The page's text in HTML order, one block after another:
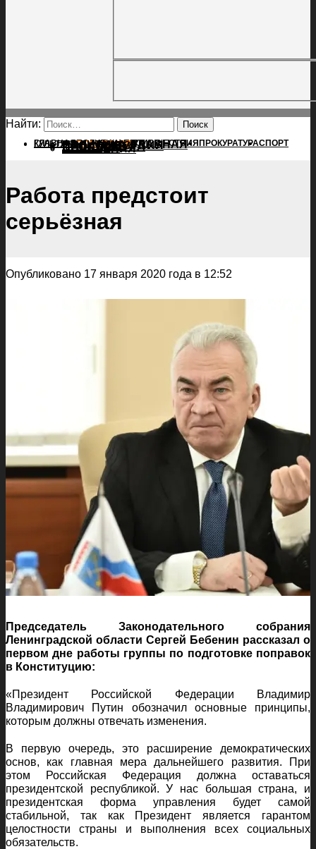
Найти:
ГЛАВНАЯПОЛИТИКАПРОИСШЕСТВИЯ ПРОКУРАТУРАСПОРТ
КУЛЬТУРАПОСЕЛЕНИЯГЛАВНАЯ
ПОЛИТИКА
ПРОИСШЕСТВИЯ
ПРОКУРАТУРА
СПОРТ
КУЛЬТУРА
ПОСЕЛЕНИЯ
Работа предстоит
серьёзная
Опубликовано 17 января 2020 года в 12:52
Председатель Законодательного собрания
Ленинградской области Сергей Бебенин рассказал о
первом дне работы группы по подготовке поправок
в Конституцию:
«Президент Российской Федерации Владимир
Владимирович Путин обозначил основные принципы,
которым должны отвечать изменения.
В первую очередь, это расширение демократических
основ, как главная мера дальнейшего развития. При
этом Российская Федерация должна оставаться
президентской республикой. У нас большая страна, и
президентская форма управления будет самой
стабильной, так как Президент является гарантом
целостности страны и выполнения всех социальных
обязательств.